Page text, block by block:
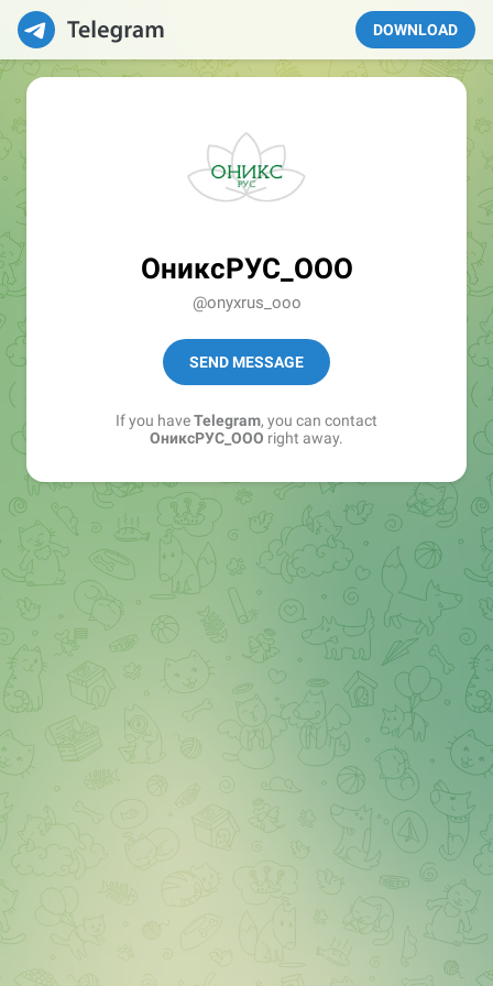
DOWNLOAD
ОниксРУС_ООО
@onyxrus_ooo
SEND MESSAGE
If you haveTelegram, you can contact
ОниксРУС_ООО right away.